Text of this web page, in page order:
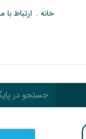
خانه ارتباط با